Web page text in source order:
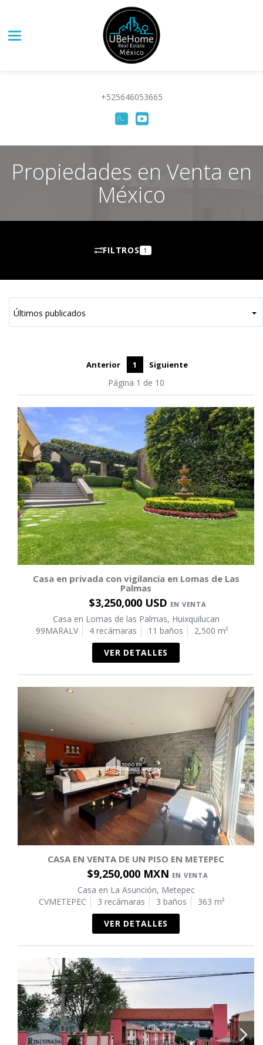
Toggle navigation
+525646053665
Propiedades en Venta en
México
FILTROS 1
Anterior 1 Siguiente
Página 1 de 10
Casa en privada con vigilancia en Lomas de Las
Palmas
$3,250,000 USD EN VENTA
Casa en Lomas de las Palmas, Huixquilucan
99MARALV
4 recámaras 11 baños
2,500 m²
VER DETALLES
CASA EN VENTA DE UN PISO EN METEPEC
$9,250,000 MXN EN VENTA
Casa en La Asunción, Metepec
CVMETEPEC
3 recámaras 3 baños
363 m²
VER DETALLES